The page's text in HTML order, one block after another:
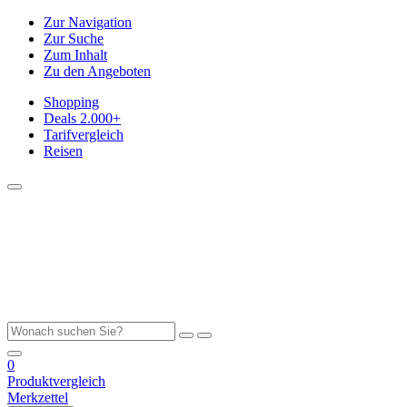
Zur Navigation
Zur Suche
Zum Inhalt
Zu den Angeboten
Shopping
Deals 2.000+
Tarifvergleich
Reisen
0
Produktvergleich
Merkzettel